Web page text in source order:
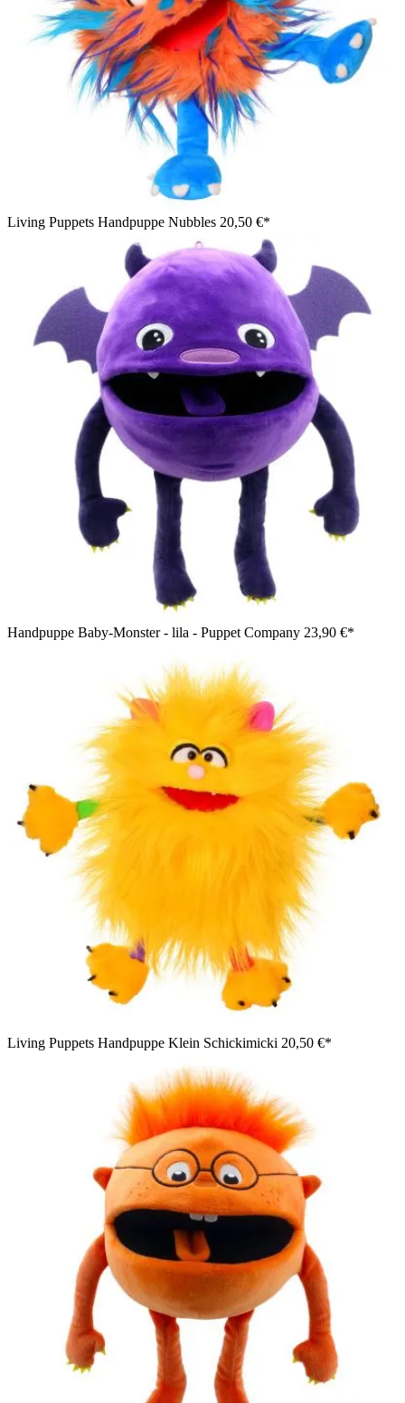
Living Puppets Handpuppe Nubbles 20,50 €*
Handpuppe Baby-Monster - lila - Puppet Company 23,90 €*
Living Puppets Handpuppe Klein Schickimicki 20,50 €*